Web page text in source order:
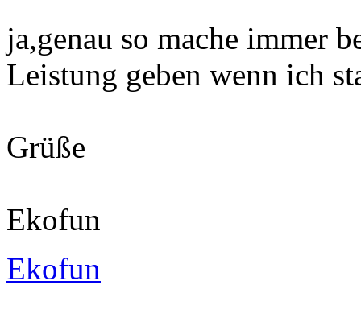
ja,genau so mache immer
Leistung geben wenn ich
Grüße
Ekofun
Ekofun